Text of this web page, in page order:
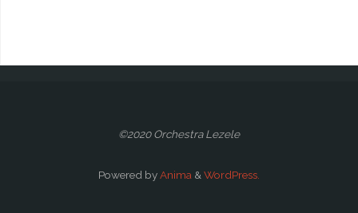
©2020 Orchestra Lezele
Powered byAnima & WordPress.